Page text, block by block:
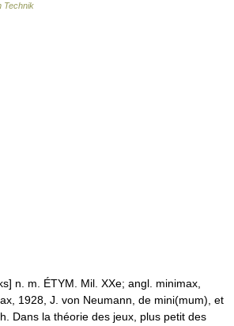
Technik
n. m. ÉTYM. Mil. XXe; angl. minimax,
1928, J. von Neumann, de mini(mum), et
Dans la théorie des jeux, plus petit des